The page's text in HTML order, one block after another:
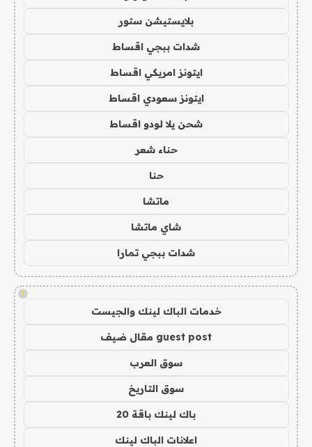
بلايستيشن ستور
شدات ببجي اقساط
ايتونز امريكي اقساط
ايتونز سعودي اقساط
شحن يلا لودو اقساط
حناء شعر
حنا
ماتشا
شاي ماتشا
شدات ببجي تمارا
!
خدمات الباك لينك والجيست
guest post مقال ضيف
سوق العرب
سوق التاريخ
باك لينك باقة 20
اعلانات الباك لينك